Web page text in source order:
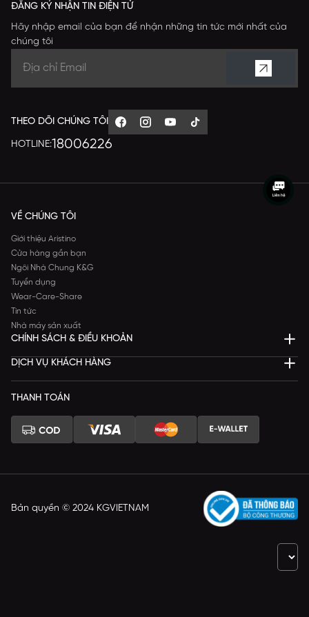
ĐĂNG KÝ NHẬN TIN ĐIỆN TỬ
Hãy nhập email của bạn để nhận những tin tức mới nhất của
chúng tôi
THEO DÕI CHÚNG TÔI
HOTLINE:18006226
VỀ CHÚNG TÔI
Giới thiệu Aristino
Cửa hàng gần bạn
Ngôi Nhà Chung K&G
Tuyển dụng
Wear-Care-Share
Tin tức
Nhà máy sản xuất
CHÍNH SÁCH & ĐIỀU KHOẢN
DỊCH VỤ KHÁCH HÀNG
THANH TOÁN
Bản quyền © 2024 KGVIETNAM